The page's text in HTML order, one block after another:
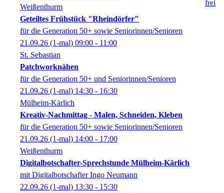
Weißenthurm
Geteiltes Frühstück "Rheindörfer"
für die Generation 50+ sowie Seniorinnen/Senioren
21.09.26 (1-mal) 09:00 - 11:00
St. Sebastian
Patchworknähen
für die Generation 50+ und Seniorinnen/Senioren
21.09.26 (1-mal) 14:30 - 16:30
Mülheim-Kärlich
Kreativ-Nachmittag - Malen, Schneiden, Kleben
für die Generation 50+ sowie Seniorinnen/Senioren
21.09.26 (1-mal) 14:00 - 17:00
Weißenthurm
Digitalbotschafter-Sprechstunde Mülheim-Kärlich
mit Digitalbotschafter Ingo Neumann
22.09.26 (1-mal) 13:30 - 15:30